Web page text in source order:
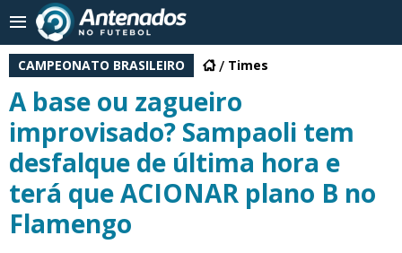
CAMPEONATO BRASILEIRO Times
A base ou zagueiro
improvisado? Sampaoli tem
desfalque de última hora e
terá que ACIONAR plano B no
Flamengo